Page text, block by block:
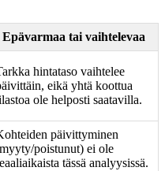
Epävarmaa tai vaihtelevaa
hintataso vaihtelee
eikä yhtä koottua
ole helposti saatavilla.
päivittyminen
poistunut) ei ole
tässä analyysissä.